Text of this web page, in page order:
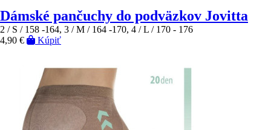
Dámské pančuchy do podväzkov Jovitta
2 / S / 158 -164, 3 / M / 164 -170, 4 / L / 170 - 176
4,90 €
Kúpiť